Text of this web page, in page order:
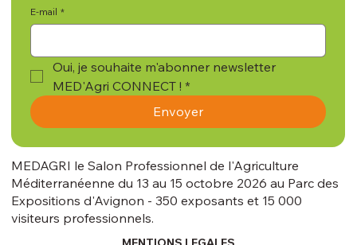
MEDAGRI le Salon Professionnel de l'Agriculture
Méditerranéenne du 13 au 15 octobre 2026 au Parc des
Expositions d'Avignon - 350 exposants et 15 000
visiteurs professionnels.
E-mail *
Oui, je souhaite m'abonner newsletter
MED'Agri CONNECT ! *
Envoyer